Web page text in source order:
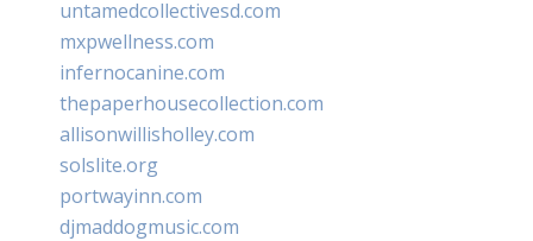
untamedcollectivesd.com
mxpwellness.com
infernocanine.com
thepaperhousecollection.com
allisonwillisholley.com
solslite.org
portwayinn.com
djmaddogmusic.com